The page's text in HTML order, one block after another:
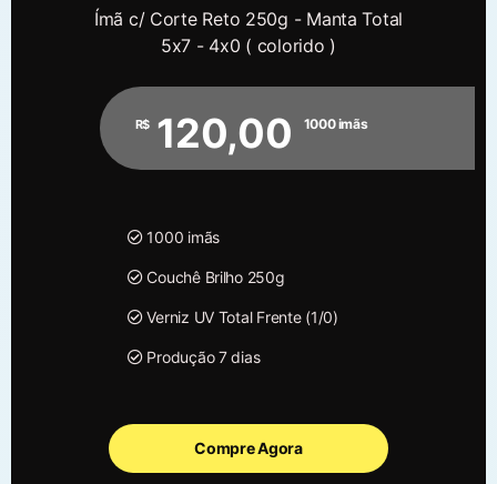
Ímã c/ Corte Reto 250g - Manta Total
5x7 - 4x0 ( colorido )
R$ 120,00 1000 imãs
1000 imãs
Couchê Brilho 250g
Verniz UV Total Frente (1/0)
Produção 7 dias
Compre Agora